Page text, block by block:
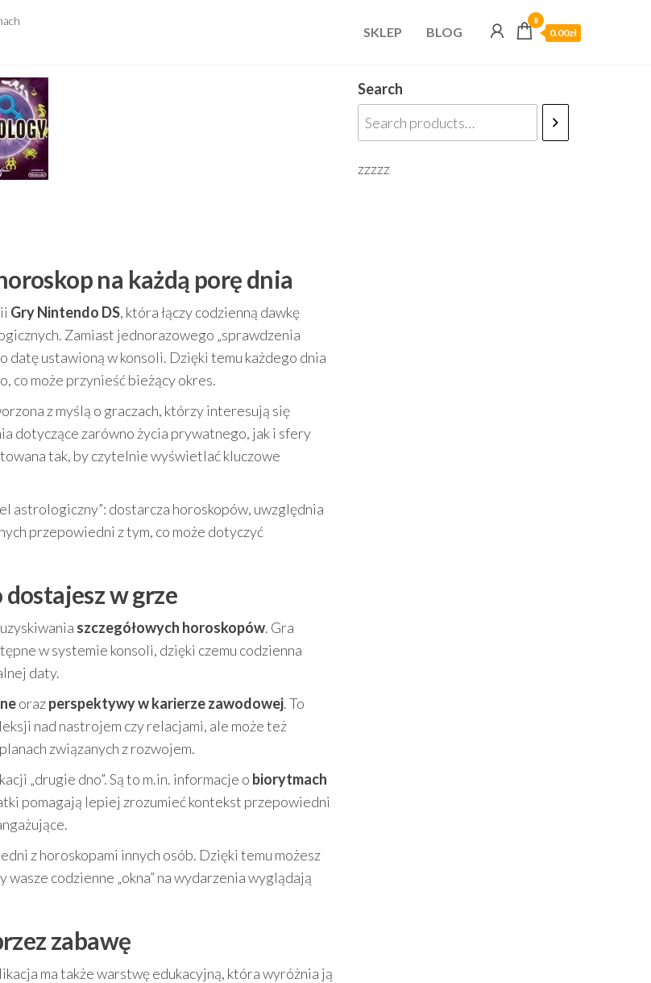
SKLEP BLOG
0
0.00zł
na każdą porę dnia
Gry Nintendo DS, która łączy codzienną dawkę
Zamiast jednorazowego „sprawdzenia
datę ustawioną w konsoli. Dzięki temu każdego dnia
co może przynieść bieżący okres.
z myślą o graczach, którzy interesują się
dotyczące zarówno życia prywatnego, jak i sfery
tak, by czytelnie wyświetlać kluczowe
astrologiczny”: dostarcza horoskopów, uwzględnia
przepowiedni z tym, co może dotyczyć
w grze
szczegółowych horoskopów. Gra
w systemie konsoli, dzięki czemu codzienna
daty.
orazperspektywy w karierze zawodowej. To
nad nastrojem czy relacjami, ale może też
związanych z rozwojem.
„drugie dno”. Są to m.in. informacje o biorytmach
pomagają lepiej zrozumieć kontekst przepowiedni
z horoskopami innych osób. Dzięki temu możesz
codzienne „okna” na wydarzenia wyglądają
zabawę
ma także warstwę edukacyjną, która wyróżnia ją
Search
zzzzz